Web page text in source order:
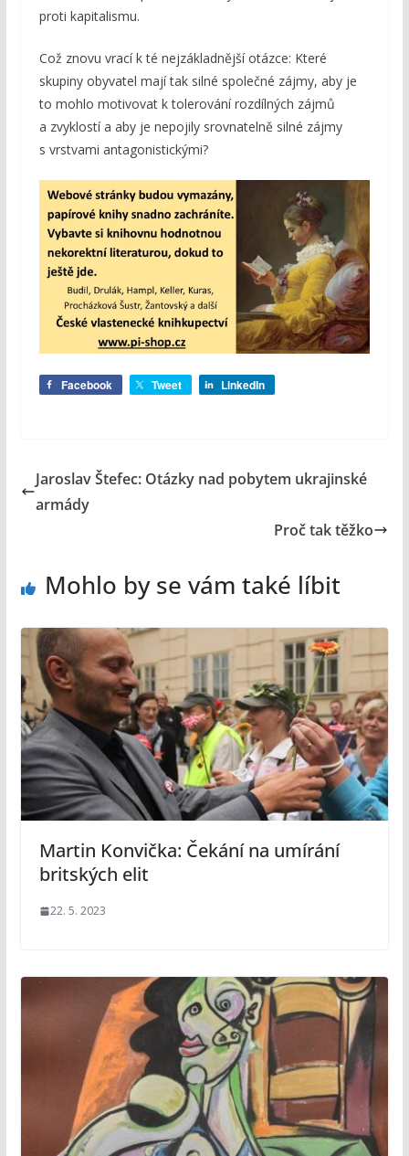
proti kapitalismu.
Což znovu vrací k té nejzákladnější otázce: Které
skupiny obyvatel mají tak silné společné zájmy, aby je
to mohlo motivovat k tolerování rozdílných zájmů
a zvyklostí a aby je nepojily srovnatelně silné zájmy
s vrstvami antagonistickými?
Facebook Tweet LinkedIn
Jaroslav Štefec: Otázky nad pobytem ukrajinské
armády
Proč tak těžko
Mohlo by se vám také líbit
Martin Konvička: Čekání na umírání
britských elit
22. 5. 2023